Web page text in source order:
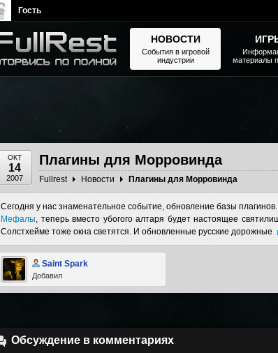
ОКТ
14
2007
Плагины для Морровинда
Fullrest Новости Плагины для Морровинда
Сегодня у нас знаменательное событие, обновление базы
Мефалы, теперь вместо убогого алтаря будет настоящее
Солстхейме тоже окна светятся. И обновленные русские дорожные
Saint Spark
Добавил
Обсуждение в комментариях
НОВОСТИ
События в игровой
индустрии
материалы
Гость